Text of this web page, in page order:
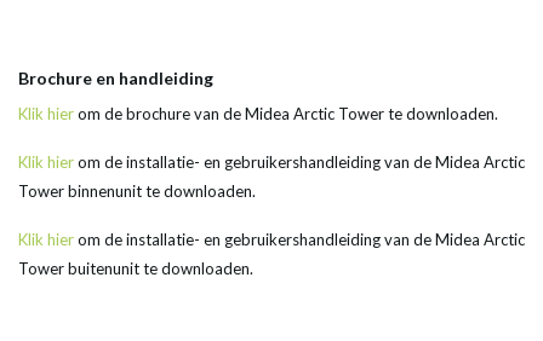
Brochure en handleiding
Klik hierom de brochure van de Midea Arctic Tower te downloaden.
Klik hierom de installatie- en gebruikershandleiding van de Midea Arctic
Tower binnenunit te downloaden.
Klik hierom de installatie- en gebruikershandleiding van de Midea Arctic
Tower buitenunit te downloaden.